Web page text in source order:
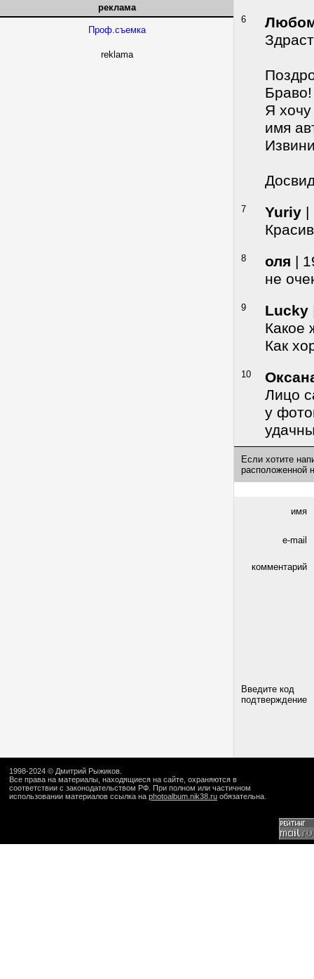
реклама
Проф.съемка
reklama
6
Браво!
Я хочу
имя
7 Yuriy |
8 оля |
не
9 Lucky
Какое
Как
10
Лицо
у
Если хотите
расположенной
имя
e-mail
комментарий
Введите код
подтверждение
1998-2024 © Дмитрий Рыжиков
Все права на материалы, находящиеся на сайте, охраняются в
соответствии с законодательством РФ. При полном или частичном
использовании материалов ссылка на photoalbum.nik38.ru обязательна.